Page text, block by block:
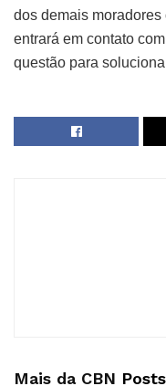
dos demais
entrará em contato
questão para
Mais da CBN Posts